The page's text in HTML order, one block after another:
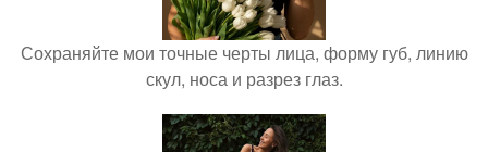
Сохраняйте мои точные черты лица, форму губ, линию
скул, носа и разрез глаз.